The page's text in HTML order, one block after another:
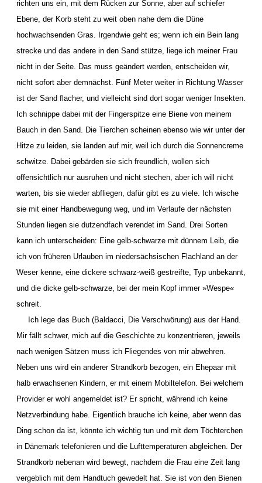
richten uns ein, mit dem Rücken zur Sonne, aber auf schiefer
Ebene, der Korb steht zu weit oben nahe dem die Düne
hochwachsenden Gras. Irgendwie geht es; wenn ich ein Bein lang
strecke und das andere in den Sand stütze, liege ich meiner Frau
nicht in der Seite. Das muss geändert werden, entscheiden wir,
nicht sofort aber demnächst. Fünf Meter weiter in Richtung Wasser
ist der Sand flacher, und vielleicht sind dort sogar weniger Insekten.
Ich schnippe dabei mit der Fingerspitze eine Biene von meinem
Bauch in den Sand. Die Tierchen scheinen ebenso wie wir unter der
Hitze zu leiden, sie landen auf mir, weil ich durch die Sonnencreme
schwitze. Dabei gebärden sie sich freundlich, wollen sich
offensichtlich nur ausruhen und nicht stechen, aber ich will nicht
warten, bis sie wieder abfliegen, dafür gibt es zu viele. Ich wische
sie mit einer Handbewegung weg, und im Verlaufe der nächsten
Stunden liegen sie dutzendfach verendet im Sand. Drei Sorten
kann ich unterscheiden: Eine gelb-schwarze mit dünnem Leib, die
ich von früheren Urlauben im niedersächsischen Flachland an der
Weser kenne, eine dickere schwarz-weiß gestreifte, Typ unbekannt,
und die dicke gelb-schwarze, bei der mein Kopf immer »Wespe«
schreit.
Ich lege das Buch (Baldacci, Die Verschwörung) aus der Hand.
Mir fällt schwer, mich auf die Geschichte zu konzentrieren, jeweils
nach wenigen Sätzen muss ich Fliegendes von mir abwehren.
Neben uns wird ein anderer Strandkorb bezogen, ein Ehepaar mit
halb erwachsenen Kindern, er mit einem Mobiltelefon. Bei welchem
Provider er wohl angemeldet ist? Er spricht, während ich keine
Netzverbindung habe. Eigentlich brauche ich keine, aber wenn das
Ding schon da ist, könnte ich wichtig tun und mit dem Töchterchen
in Dänemark telefonieren und die Lufttemperaturen abgleichen. Der
Strandkorb nebenan wird bewegt, nachdem die Frau eine Zeit lang
vergeblich mit dem Handtuch gewedelt hat. Sie ist von den Bienen